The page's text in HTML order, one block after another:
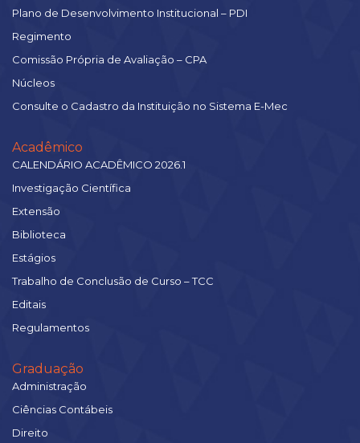
Plano de Desenvolvimento Institucional – PDI
Regimento
Comissão Própria de Avaliação – CPA
Núcleos
Consulte o Cadastro da Instituição no Sistema E-Mec
Acadêmico
CALENDÁRIO ACADÊMICO 2026.1
Investigação Científica
Extensão
Biblioteca
Estágios
Trabalho de Conclusão de Curso – TCC
Editais
Regulamentos
Graduação
Administração
Ciências Contábeis
Direito